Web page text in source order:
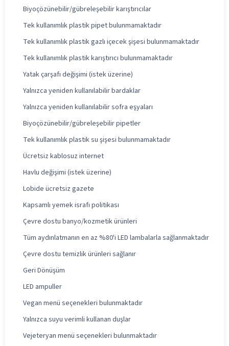
Biyoçözünebilir/gübreleşebilir karıştırıcılar
Tek kullanımlık plastik pipet bulunmamaktadır
Tek kullanımlık plastik gazlı içecek şişesi bulunmamaktadır
Tek kullanımlık plastik karıştırıcı bulunmamaktadır
Yatak çarşafı değişimi (istek üzerine)
Yalnızca yeniden kullanılabilir bardaklar
Yalnızca yeniden kullanılabilir sofra eşyaları
Biyoçözünebilir/gübreleşebilir pipetler
Tek kullanımlık plastik su şişesi bulunmamaktadır
Ücretsiz kablosuz internet
Havlu değişimi (istek üzerine)
Lobide ücretsiz gazete
Kapsamlı yemek israfı politikası
Çevre dostu banyo/kozmetik ürünleri
Tüm aydınlatmanın en az %80'i LED lambalarla sağlanmaktadır
Çevre dostu temizlik ürünleri sağlanır
Geri Dönüşüm
LED ampuller
Vegan menü seçenekleri bulunmaktadır
Yalnızca suyu verimli kullanan duşlar
Vejeteryan menü seçenekleri bulunmaktadır